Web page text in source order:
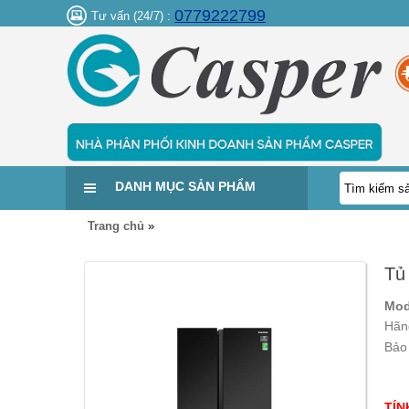
Tư vấn (24/7) : 0779222799
DANH MỤC SẢN PHẨM
Trang chủ »